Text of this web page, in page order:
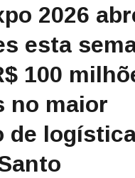
2026
esta
100
no maior
de